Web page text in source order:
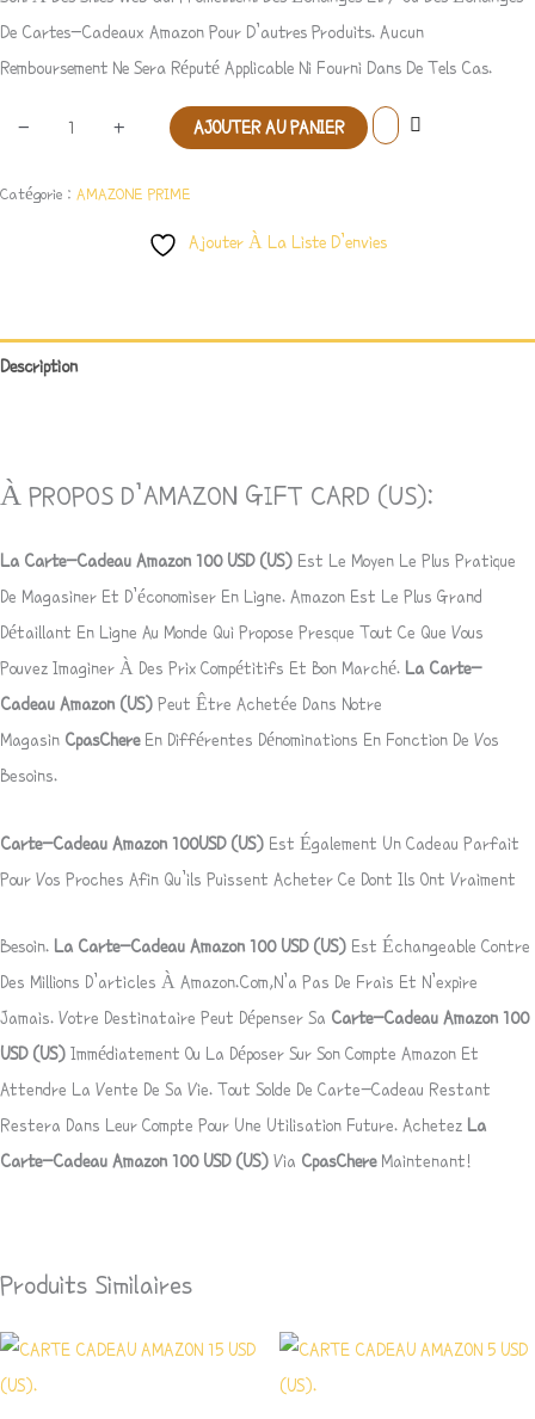
De Cartes-Cadeaux Amazon Pour D’autres Produits. Aucun
Remboursement Ne Sera Réputé Applicable Ni Fourni Dans De Tels Cas.
- + AJOUTER AU PANIER
Catégorie : AMAZONE PRIME
Ajouter À La Liste D’envies
Description
À PROPOS D’AMAZON GIFT CARD (US):
La Carte-Cadeau Amazon 100 USD(US) Est Le Moyen Le Plus Pratique
De Magasiner Et D’économiser En Ligne. Amazon Est Le Plus Grand
Détaillant En Ligne Au Monde Qui Propose Presque Tout Ce Que Vous
Pouvez Imaginer À Des Prix Compétitifs Et Bon Marché. La Carte-
Cadeau Amazon (US) Peut Être Achetée Dans Notre
Magasin CpasChereEn Différentes Dénominations En Fonction De Vos
Besoins.
Carte-Cadeau Amazon 100USD(US) Est Également Un Cadeau Parfait
Pour Vos Proches Afin Qu’ils Puissent Acheter Ce Dont Ils Ont Vraiment
Besoin. La Carte-Cadeau Amazon 100 USD(US) Est Échangeable Contre
Des Millions D’articles À Amazon.com,N’a Pas De Frais Et N’expire
Jamais. Votre Destinataire Peut Dépenser Sa Carte-Cadeau Amazon 100
USD(US) Immédiatement Ou La Déposer Sur Son Compte Amazon Et
Attendre La Vente De Sa Vie. Tout Solde De Carte-Cadeau Restant
Restera Dans Leur Compte Pour Une Utilisation Future. Achetez La
Carte-Cadeau Amazon 100 USD (US) Via CpasChereMaintenant!
Produits Similaires